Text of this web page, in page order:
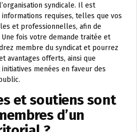
syndicale. Il est
requises, telles que vos
et professionnelles, afin de
fois votre demande traitée et
membre du syndicat et pourrez
avantages offerts, ainsi que
menées en faveur des
et soutiens sont
d’un